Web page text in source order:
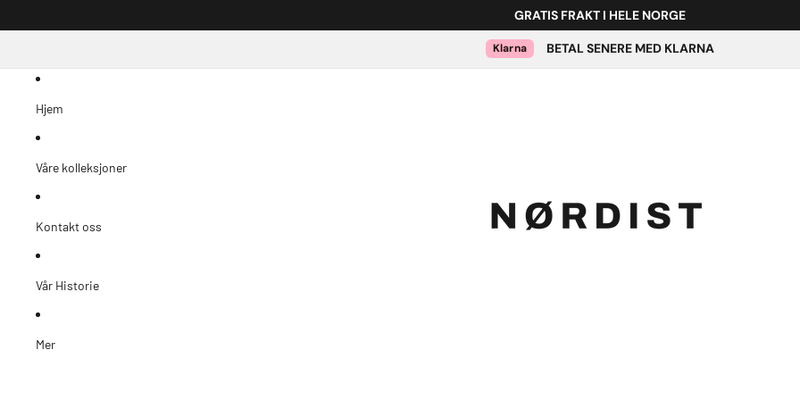
GRATIS FRAKT I HELE NORGE
BETAL SENERE MED KLARNA
Hjem
Våre kolleksjoner
Kontakt oss
Vår Historie
Mer